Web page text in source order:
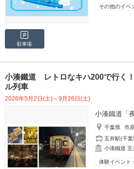
その他のイベ
駐車場
小湊鐵道 レトロなキハ200で行く
ル列車
2026年5月2日(土)～9月26日(土)
小湊鐵道「
千葉県
市
五井駅(千葉
小湊鐵道 五
体験イベント